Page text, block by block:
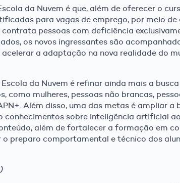
da Nuvem é que, além de oferecer o
para vagas de emprego, por meio de
pessoas com deficiência
os novos ingressantes são
a adaptação na nova realidade do
da Nuvem é refinar ainda mais a
como mulheres, pessoas não brancas,
Além disso, uma das metas é ampliar
conhecimentos sobre inteligência artificial
além de fortalecer a formação em
preparo comportamental e técnico dos